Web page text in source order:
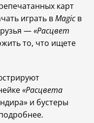
карт
играть вMagicв
—«Расцвет
то, что ищете
«Расцвета
и бустеры